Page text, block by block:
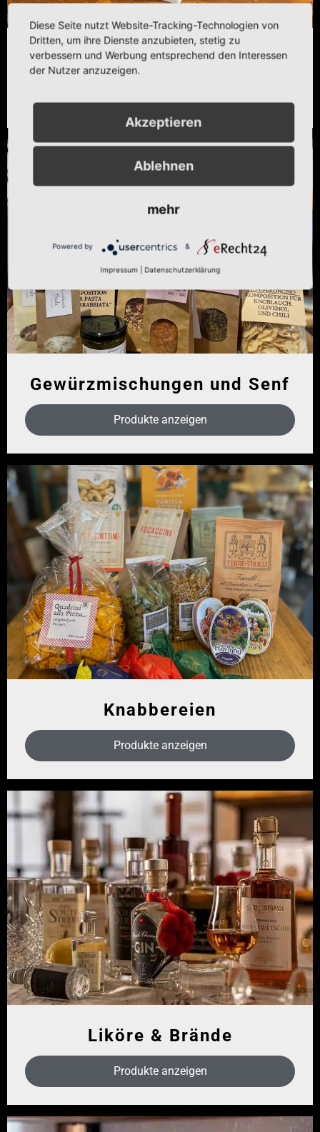
Genusskörbchen
Gewürzmischungen und Senf
Produkte anzeigen
Knabbereien
Produkte anzeigen
Liköre & Brände
Produkte anzeigen
Diese Seite nutzt Website-Tracking-Technologien von
Dritten, um ihre Dienste anzubieten, stetig zu
verbessern und Werbung entsprechend den Interessen
der Nutzer anzuzeigen.
Akzeptieren
Ablehnen
mehr
Powered by &
Impressum Datenschutzerklärung